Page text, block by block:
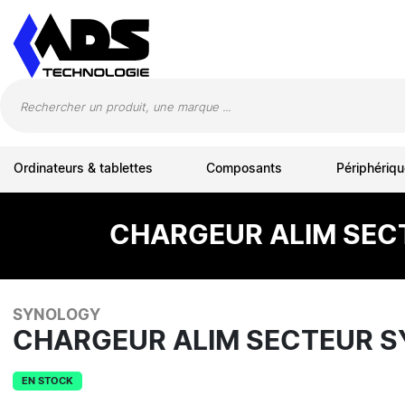
Ordinateurs & tablettes Composants
CHARGEUR ALIM
SYNOLOGY
CHARGEUR ALIM SECTEUR
EN STOCK